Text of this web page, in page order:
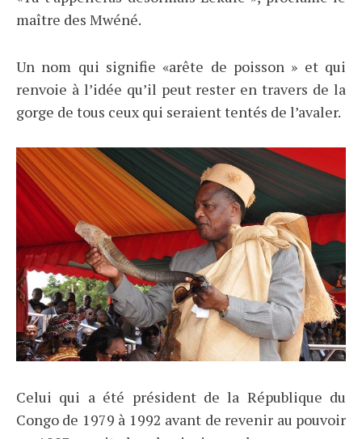
maître des Mwéné.
Un nom qui signifie «arête de poisson » et qui
renvoie à l’idée qu’il peut rester en travers de la
gorge de tous ceux qui seraient tentés de l’avaler.
Celui qui a été président de la République du
Congo de 1979 à 1992 avant de revenir au pouvoir